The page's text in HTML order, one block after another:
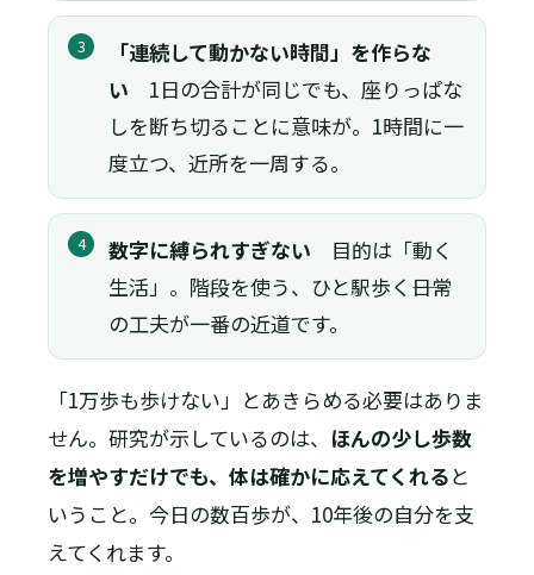
3
「連続して動かない時間」を作らな
い 1日の合計が同じでも、座りっぱな
しを断ち切ることに意味が。1時間に一
度立つ、近所を一周する。
4 数字に縛られすぎない 目的は「動く
生活」。階段を使う、ひと駅歩く――日常
の工夫が一番の近道です。
「1万歩も歩けない」とあきらめる必要はありま
せん。研究が示しているのは、 ほんの少し歩数
を増やすだけでも、体は確かに応えてくれると
いうこと。今日の数百歩が、10年後の自分を支
えてくれます。